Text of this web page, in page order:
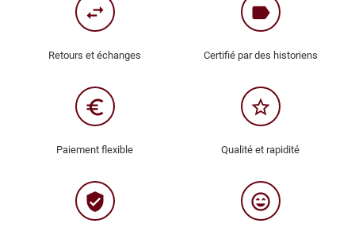
swap_horiz
Retours et échanges
label
Certifié par des historiens
euro_symbol
Paiement flexible
star_border
Qualité et rapidité
verified_user sentiment_very_satisfied